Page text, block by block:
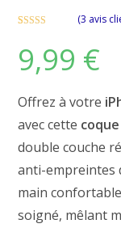
sur 5 basé
surnotations
(3 avis
9,99 €
Offrez à votre
avec cette
double couche
anti-empreintes
main
soigné, mêlant